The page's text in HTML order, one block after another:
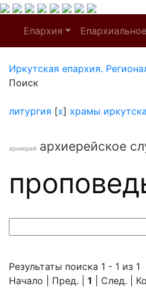
Епархия
Иркутская епархия.
Поиск
литургия [x] храмы иркутска
архиерей архиерейское
Результаты поиска 1 - 1 из 1
Начало | Пред. | 1 | След. |